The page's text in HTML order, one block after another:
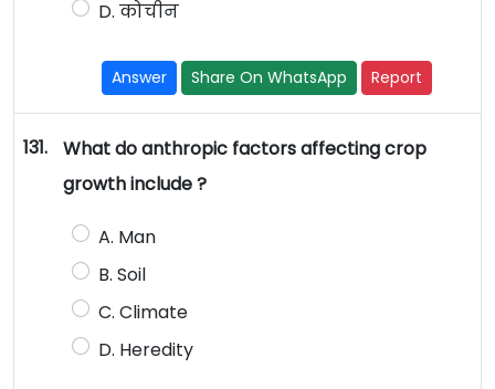
D. कोचीन
Answer Share On WhatsApp Report
131.
What do anthropic factors affecting crop
growth include ?
A. Man
B. Soil
C. Climate
D. Heredity